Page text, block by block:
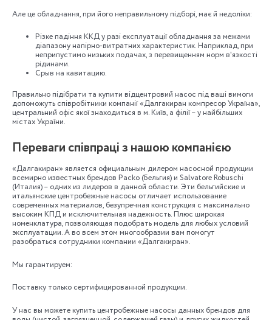
Але це обладнання, при його неправильному підборі, має й недоліки:
Різке падіння ККД у разі експлуатації обладнання за межами
діапазону напірно-витратних характеристик. Наприклад, при
неприпустимо низьких подачах, з перевищенням норм в'язкості
рідинами.
Срыв на кавитацию.
Правильно підібрати та купити відцентровий насос під ваші вимоги
допоможуть співробітники компанії «Далгакиран компресор Україна»,
центральний офіс якої знаходиться в м. Київ, а філії – у найбільших
містах України.
Переваги співпраці з нашою компанією
«Далгакиран» является официальным дилером насосной продукции
всемирно известных брендов Packo (Бельгия) и Salvatore Robuschi
(Италия) – одних из лидеров в данной области. Эти бельгийские и
итальянские центробежные насосы отличает использование
современных материалов, безупречная конструкция с максимально
высоким КПД и исключительная надежность. Плюс широкая
номенклатура, позволяющая подобрать модель для любых условий
эксплуатации. А во всем этом многообразии вам помогут
разобраться сотрудники компании «Далгакиран».
Мы гарантируем:
Поставку только сертифицированной продукции.
У нас вы можете купить центробежные насосы данных брендов для